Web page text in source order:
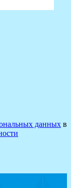
данных в